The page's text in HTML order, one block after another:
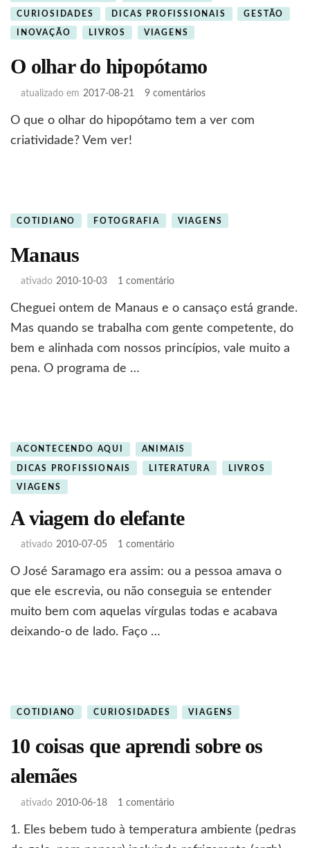
CURIOSIDADES DICAS PROFISSIONAIS GESTÃO
INOVAÇÃO LIVROS VIAGENS
O olhar do hipopótamo
atualizado em 2017-08-21 9 comentáriosem
olhar
O que o olhar do hipopótamo tem a ver com
criatividade? Vem ver!
COTIDIANO FOTOGRAFIA VIAGENS
Manaus
ativado 2010-10-03 1 comentárioem
Cheguei ontem de Manaus e o cansaço está grande.
Mas quando se trabalha com gente competente, do
bem e alinhada com nossos princípios, vale muito a
pena. O programa de …
ACONTECENDO AQUI ANIMAIS
DICAS PROFISSIONAIS LITERATURA LIVROS
VIAGENS
A viagem do elefante
ativado 2010-07-05 1 comentárioem
viagem
do
O José Saramago era assim: ou a pessoa amava o
que ele escrevia, ou não conseguia se entender
muito bem com aquelas vírgulas todas e acabava
deixando-o de lado. Faço …
COTIDIANO CURIOSIDADES VIAGENS
10 coisas que aprendi sobre os
alemães
ativado 2010-06-18 1 comentárioem
coisas
que
1. Eles bebem tudo à temperatura ambiente (pedras